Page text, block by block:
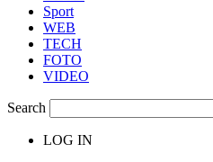
Sport
WEB
TECH
FOTO
VIDEO
Search
LOG IN